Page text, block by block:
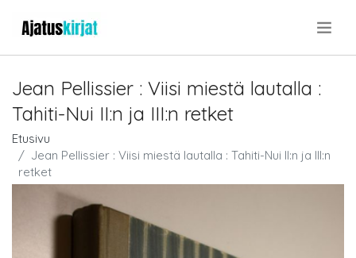
Jean Pellissier : Viisi miestä lautalla :
Tahiti-Nui II:n ja III:n retket
Etusivu
Jean Pellissier : Viisi miestä lautalla : Tahiti-Nui II:n ja III:n
retket